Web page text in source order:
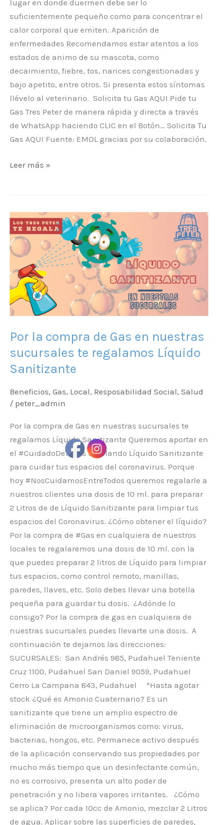
lugar en donde duermen debe ser lo
suficientemente pequeño como para concentrar el
calor corporal que emiten. Aparición de
enfermedades Recomendamos estar atentos a los
estados de animo de su mascota, como
decaimiento, fiebre, tos, narices congestionadas y
bajo apetito, entre otros. Si presenta estos síntomas
llévelo al veterinario. Solicita tu Gas AQUI Pide tu
Gas Tres Peter de manera rápida y directa a través
de WhatsApp haciendo CLIC en el Botón… Solicita Tu
Gas AQUI Fuente: EMOL gracias por su colaboración.
Leer más »
Por la compra de Gas en nuestras
sucursales te regalamos Líquido
Sanitizante
Beneficios, Gas, Local, Resposabilidad Social, Salud
/ peter_admin
Por la compra de Gas en nuestras sucursales te
regalamos Líquido Sanitizante Queremos aportar en
el #CuidadoDeTodos regalando Líquido Sanitizante
para cuidar tus espacios del coronavirus. Porque
hoy #NosCuidamosEntreTodos queremos regalarle a
nuestros clientes una dosis de 10 ml. para preparar
2 Litros de de Líquido Sanitizante para limpiar tus
espacios del Coronavirus. ¿Cómo obtener el líquido?
Por la compra de #Gas en cualquiera de nuestros
locales te regalaremos una dosis de 10 ml. con la
que puedes preparar 2 litros de Líquido para limpiar
tus espacios, como control remoto, manillas,
paredes, llaves, etc. Solo debes llevar una botella
pequeña para guardar tu dosis. ¿Adónde lo
consigo? Por la compra de gas en cualquiera de
nuestras sucursales puedes llevarte una dosis. A
continuación te dejamos las direcciones:
SUCURSALES: San Andrés 985, Pudahuel Teniente
Cruz 1100, Pudahuel San Daniel 9059, Pudahuel
Cerro La Campana 843, Pudahuel *Hasta agotar
stock ¿Qué es Amonio Cuaternario? Es un
sanitizante que tiene un amplio espectro de
eliminación de microorganismos como: virus,
bacterias, hongos, etc. Permanece activo después
de la aplicación conservando sus propiedades por
mucho más tiempo que un desinfectante común,
no es corrosivo, presenta un alto poder de
penetración y no libera vapores irritantes. ¿Cómo
se aplica? Por cada 10cc de Amonio, mezclar 2 Litros
de agua. Aplicar sobre las superficies de paredes,
Por
la
compra
de
Gas
en
nuestras
sucursales
regalamos
Líquido
Sanitizante